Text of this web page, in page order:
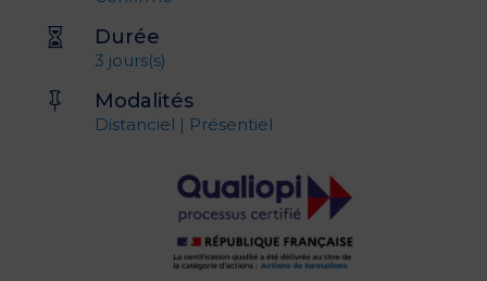
 Durée
3 jours(s)
 Modalités
Distanciel | Présentiel